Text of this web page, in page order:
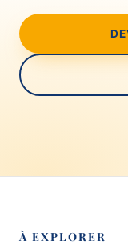
À EXPLORER